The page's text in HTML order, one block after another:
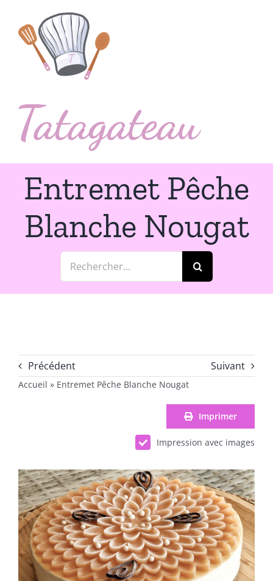
contenu
Entremet Pêche
Blanche Nougat
Rechercher:
Précédent Suivant
Accueil » Entremet Pêche Blanche Nougat
Imprimer
Impression avec images